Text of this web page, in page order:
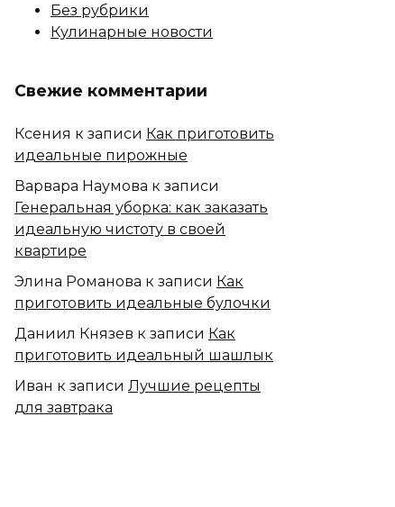
Без рубрики
Кулинарные новости
Свежие комментарии
Ксения к записи Как приготовить
идеальные пирожные
Варвара Наумова к записи
Генеральная уборка: как заказать
идеальную чистоту в своей
квартире
Элина Романова к записи Как
приготовить идеальные булочки
Даниил Князев к записи Как
приготовить идеальный шашлык
Иван к записи Лучшие рецепты
для завтрака